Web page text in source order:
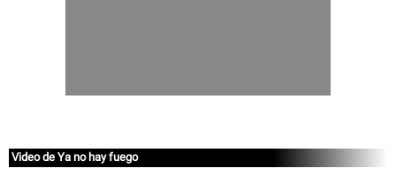
Video de Ya no hay fuego